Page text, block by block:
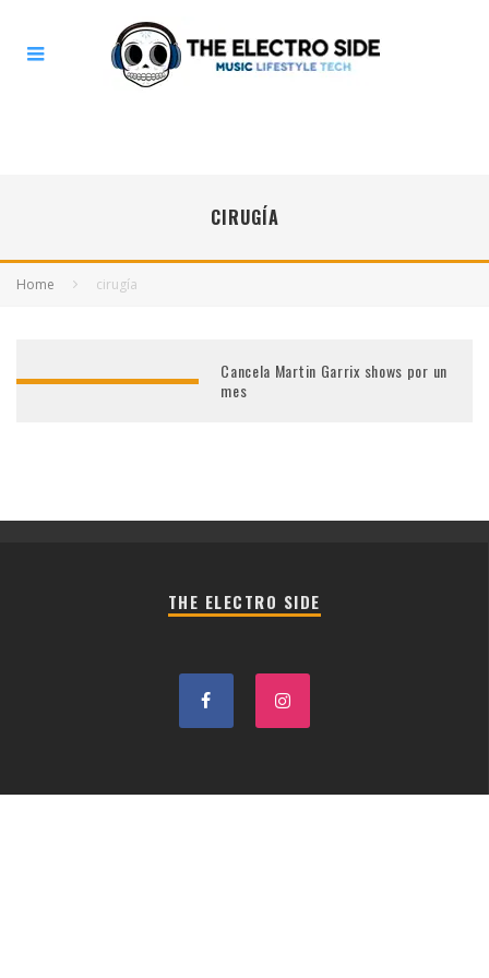
CIRUGÍA
Home cirugía
Cancela Martin Garrix shows por un
mes
THE ELECTRO SIDE